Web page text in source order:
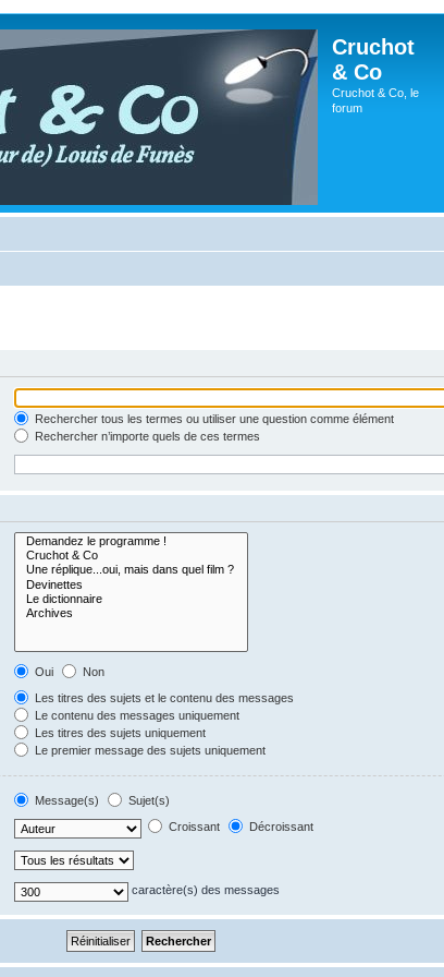
Cruchot
& Co
Cruchot & Co, le
forum
Rechercher tous les termes ou utiliser une question comme élément
Rechercher n’importe quels de ces termes
Oui
Non
Les titres des sujets et le contenu des messages
Le contenu des messages uniquement
Les titres des sujets uniquement
Le premier message des sujets uniquement
Message(s)
Sujet(s)
Croissant Décroissant
caractère(s) des messages